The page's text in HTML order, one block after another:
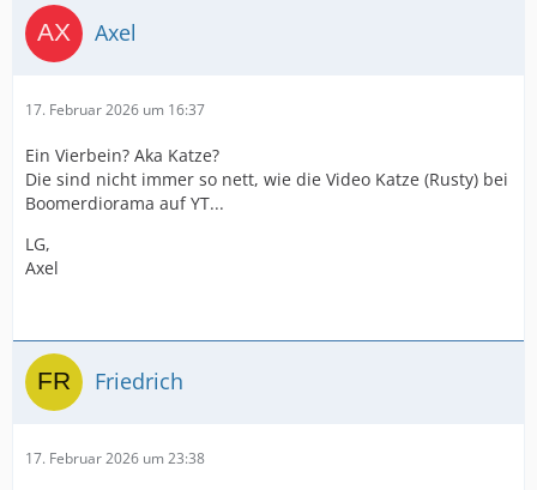
Axel
17. Februar 2026 um 16:37
Ein Vierbein? Aka Katze?
Die sind nicht immer so nett, wie die Video Katze (Rusty) bei
Boomerdiorama auf YT...
LG,
Axel
Friedrich
17. Februar 2026 um 23:38